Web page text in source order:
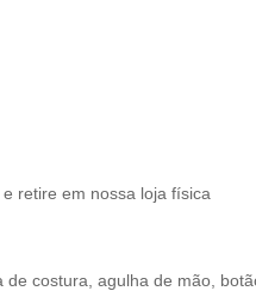
retire em nossa loja física
costura, agulha de mão,